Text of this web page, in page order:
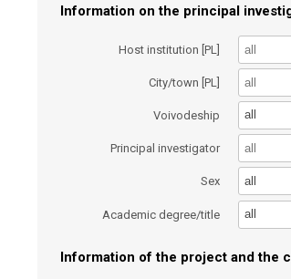
Information on the principal
Host institution [PL]
City/town [PL]
Voivodeship all
Principal investigator
Sex all
Academic degree/title all
Information of the project and the